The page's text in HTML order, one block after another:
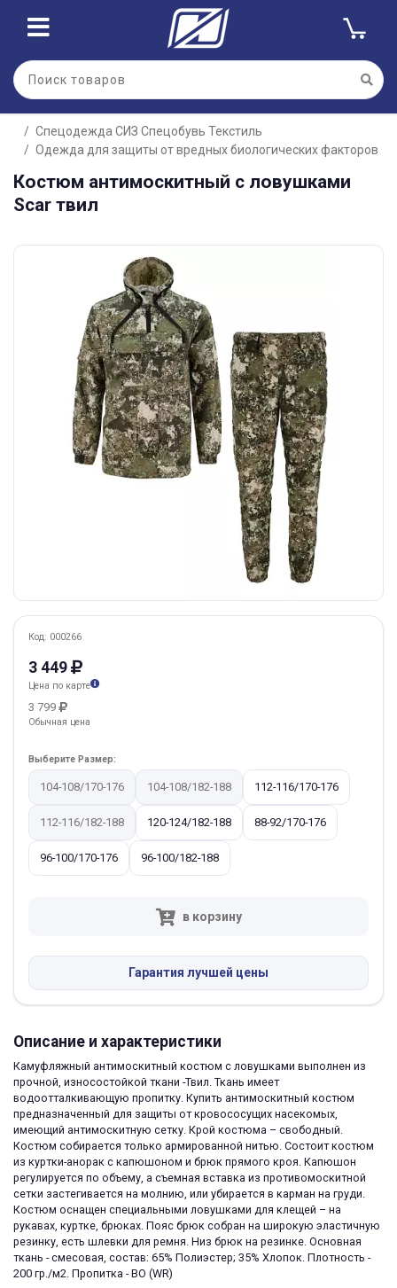
Спецодежда СИЗ Спецобувь Текстиль
Одежда для защиты от вредных биологических факторов
Костюм антимоскитный с ловушками
Scar твил
Код: 000266
3 449
Цена по карте
3 799
Обычная цена
Выберите Размер:
104-108/170-176 104-108/182-188 112-116/170-176
112-116/182-188 120-124/182-188 88-92/170-176
96-100/170-176 96-100/182-188
в корзину
Гарантия лучшей цены
Описание и характеристики
Камуфляжный антимоскитный костюм с ловушками выполнен из
прочной, износостойкой ткани -Твил. Ткань имеет
водоотталкивающую пропитку. Купить антимоскитный костюм
предназначенный для защиты от кровососущих насекомых,
имеющий антимоскитную сетку. Крой костюма – свободный.
Костюм собирается только армированной нитью. Состоит костюм
из куртки-анорак с капюшоном и брюк прямого кроя. Капюшон
регулируется по объему, а съемная вставка из противомоскитной
сетки застегивается на молнию, или убирается в карман на груди.
Костюм оснащен специальными ловушками для клещей – на
рукавах, куртке, брюках. Пояс брюк собран на широкую эластичную
резинку, есть шлевки для ремня. Низ брюк на резинке. Основная
ткань - смесовая, состав: 65% Полиэстер; 35% Хлопок. Плотность -
200 гр./м2. Пропитка - BO (WR)